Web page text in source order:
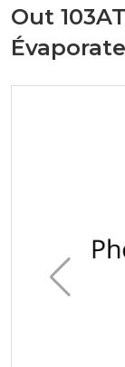
Out